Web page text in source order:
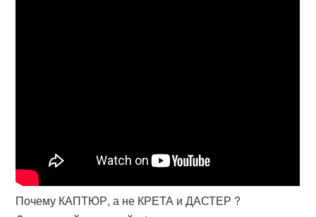
Почему КАПТЮР, а не КРЕТА и ДАСТЕР ?